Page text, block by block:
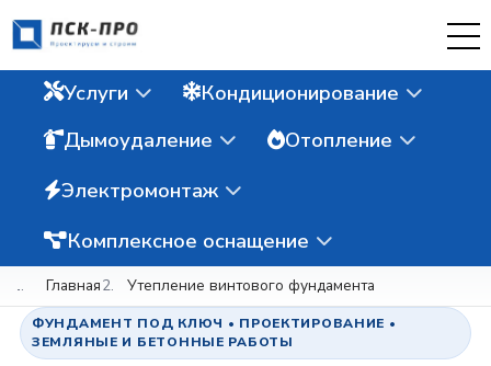
Услуги
Кондиционирование
Дымоудаление
Отопление
Электромонтаж
Комплексное оснащение
Главная Утепление винтового фундамента
ФУНДАМЕНТ ПОД КЛЮЧ • ПРОЕКТИРОВАНИЕ •
ЗЕМЛЯНЫЕ И БЕТОННЫЕ РАБОТЫ